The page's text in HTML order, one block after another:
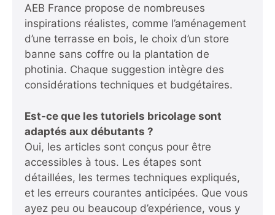
AEB France propose de nombreuses
inspirations réalistes, comme l’aménagement
d’une terrasse en bois, le choix d’un store
banne sans coffre ou la plantation de
photinia. Chaque suggestion intègre des
considérations techniques et budgétaires.
Est-ce que les tutoriels bricolage sont
adaptés aux débutants ?
Oui, les articles sont conçus pour être
accessibles à tous. Les étapes sont
détaillées, les termes techniques expliqués,
et les erreurs courantes anticipées. Que vous
ayez peu ou beaucoup d’expérience, vous y